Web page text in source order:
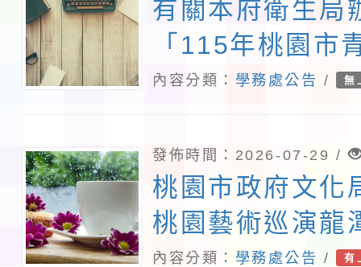
查照。
有關本府衛生局
「115年桃園市
防制實體解謎活
查照。
內容分類： 學務處公告 / 無
發佈時間：2026-07-29 /
桃園市政府文化
桃園藝術巡演龍
傳藝《酬神》擊
內容分類： 學務處公告 / 有